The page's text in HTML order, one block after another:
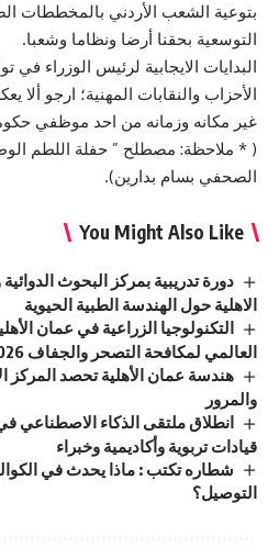
بتوعية الشعب الأردني بالمخططات
التوسعية بحقنا أرضا ونظاما وشعبا.
البدايات الايجابية لرئيس الوزراء
الأحزاب والنقابات المهنية؛ ارجو
غير مكانه وزمانه من احد موظفي
( * ملاحظة: مصطلح ” حفلة اللطم
الصحفي بسام بدارين).
You Might Also Like
دورة تدريبية بمركز البحوث
الاهلية حول الهندسة الطبية الحيوية
التكنولوجيا الزراعية في عمان
العالمي لمكافحة التصحر والجفاف 2026
هندسة عمان الأهلية تحصد المركز
والمرور
انطلاق ملتقى الذكاء الاصطناعي
قيادات تربوية وأكاديمية وخبراء
شطاره تكتب : ماذا يحدث في
التوصيل؟